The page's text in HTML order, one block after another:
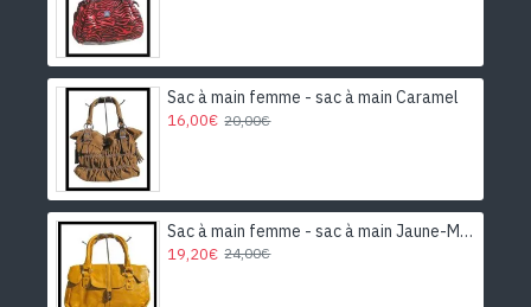
Sac à main femme - sac à main Caramel
16,00€ 20,00€
Sac à main femme - sac à main Jaune-Moutarde
19,20€ 24,00€